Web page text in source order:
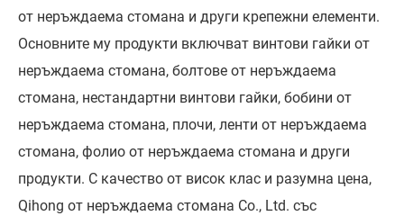
от неръждаема стомана и други крепежни елементи.
Основните му продукти включват винтови гайки от
неръждаема стомана, болтове от неръждаема
стомана, нестандартни винтови гайки, бобини от
неръждаема стомана, плочи, ленти от неръждаема
стомана, фолио от неръждаема стомана и други
продукти. С качество от висок клас и разумна цена,
Qihong от неръждаема стомана Co., Ltd. със